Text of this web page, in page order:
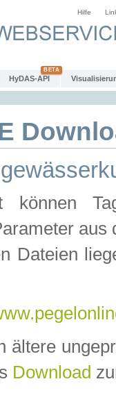
Hilfe
HyDAS-API
aus
Dateien
ältere
Download